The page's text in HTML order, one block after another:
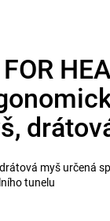
myš určená
tunelu